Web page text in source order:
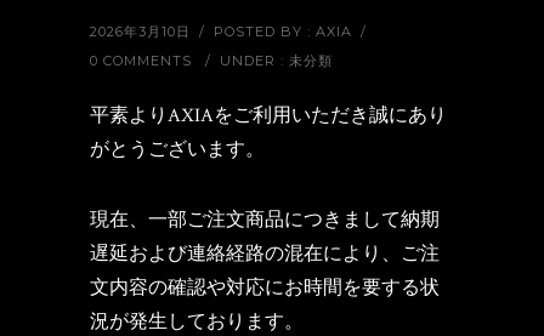
2026年3月10日 / POSTED BY : AXIA /
0 COMMENTS
/ UNDER : 未分類
平素よりAXIAをご利用いただき誠にあり
がとうございます。
現在、一部ご注文商品につきまして納期
遅延および連絡経路の混在により、ご注
文内容の確認や対応にお時間を要する状
況が発生しております。